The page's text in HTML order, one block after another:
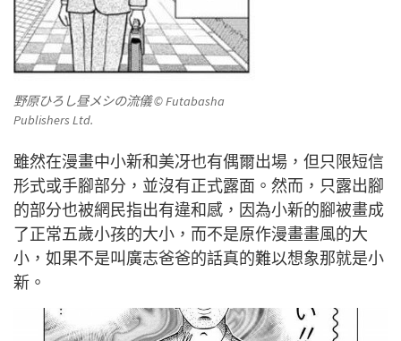
野原ひろし昼メシの流儀© Futabasha
Publishers Ltd.
雖然在漫畫中小新和美冴也有偶爾出場，但只限短信
形式或手腳部分，並沒有正式露面。然而，只露出腳
的部分也被網民指出有違和感，因為小新的腳被畫成
了正常五歲小孩的大小，而不是原作漫畫畫風的大
小，如果不是叫廣志爸爸的話真的難以想象那就是小
新。